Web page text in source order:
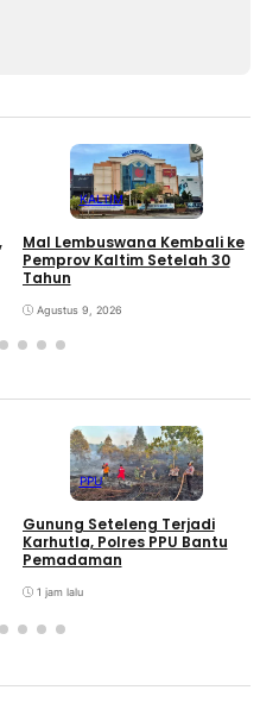
KALTIM
Mal Lembuswana Kembali ke
Pemprov Kaltim Setelah 30
Tahun
Agustus 9, 2026
PPU
Gunung Seteleng Terjadi
Karhutla, Polres PPU Bantu
Pemadaman
1 jam lalu